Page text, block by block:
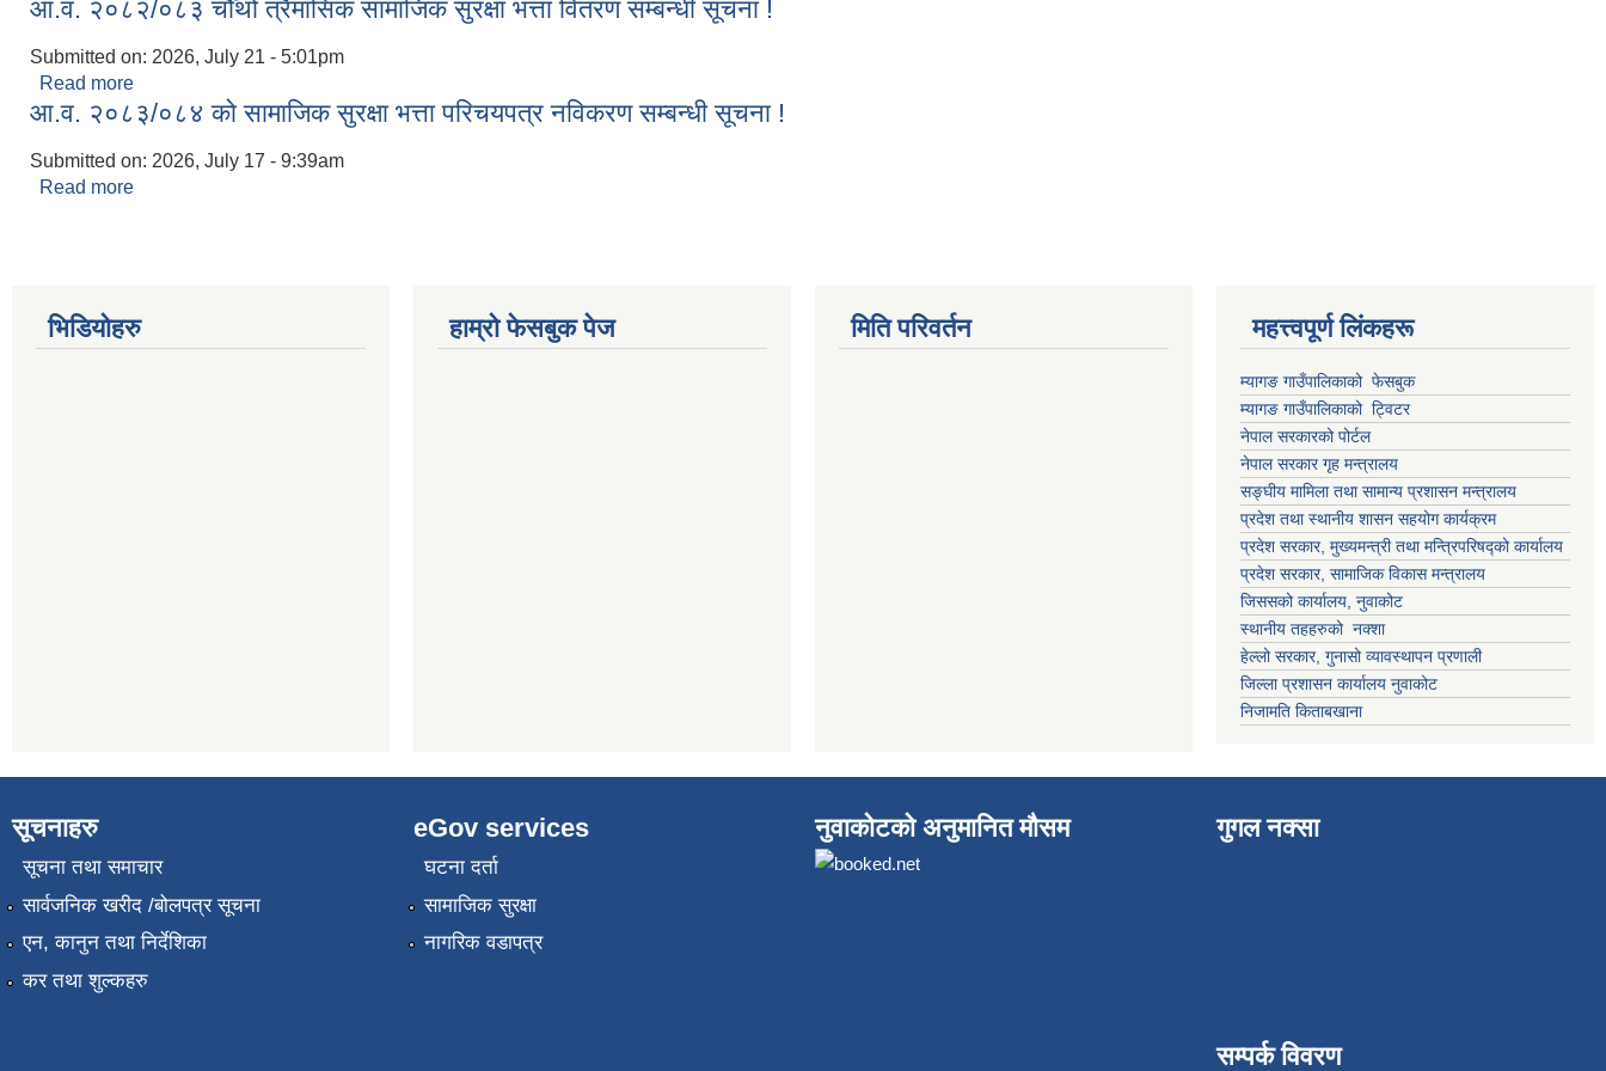
आ.व. २०८२/०८३ चौँथो त्रैमासिक सामाजिक सुरक्षा भत्ता वितरण सम्बन्धी सूचना !
Submitted on: 2026, July 21 - 5:01pm
Read more
आ.व. २०८३/०८४ को सामाजिक सुरक्षा भत्ता परिचयपत्र नविकरण सम्बन्धी सूचना !
Submitted on: 2026, July 17 - 9:39am
Read more
भिडियोहरु हाम्रो फेसबुक पेज मिति परिवर्तन महत्त्वपूर्ण लिंकहरू
म्यागङ गाउँपालिकाको फेसबुक
म्यागङ गाउँपालिकाको ट्विटर
नेपाल सरकारको पोर्टल
नेपाल सरकार गृह मन्त्रालय
सङ्घीय मामिला तथा सामान्य प्रशासन मन्त्रालय
प्रदेश तथा स्थानीय शासन सहयोग कार्यक्रम
प्रदेश सरकार, मुख्यमन्त्री तथा मन्त्रिपरिषद्को कार्यालय
प्रदेश सरकार, सामाजिक विकास मन्त्रालय
जिससको कार्यालय, नुवाकोट
स्थानीय तहहरुको नक्शा
हेल्लो सरकार, गुनासो व्यावस्थापन प्रणाली
जिल्ला प्रशासन कार्यालय नुवाकोट
निजामति किताबखाना
सूचनाहरु
सूचना तथा समाचार
सार्वजनिक खरीद /बोलपत्र सूचना
एन, कानुन तथा निर्देशिका
कर तथा शुल्कहरु
eGov services
घटना दर्ता
सामाजिक सुरक्षा
नागरिक वडापत्र
नुवाकोटको अनुमानित मौसम गुगल नक्सा
सम्पर्क विवरण